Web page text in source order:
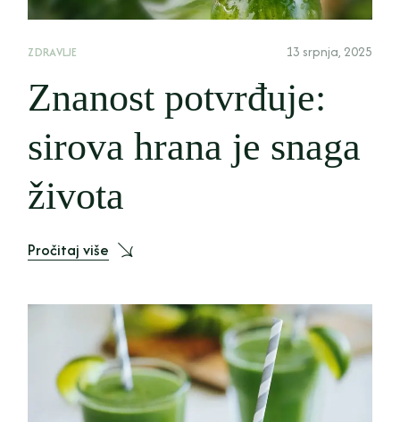
ZDRAVLJE 13 srpnja, 2025
Znanost potvrđuje:
sirova hrana je snaga
života
Pročitaj više